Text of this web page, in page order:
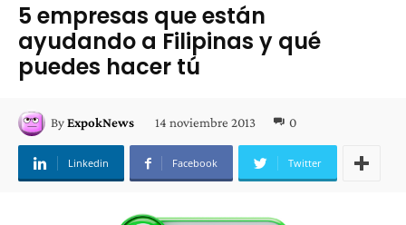
5 empresas que están
ayudando a Filipinas y qué
puedes hacer tú
ByExpokNews 14 noviembre 2013 0
Linkedin Facebook Twitter